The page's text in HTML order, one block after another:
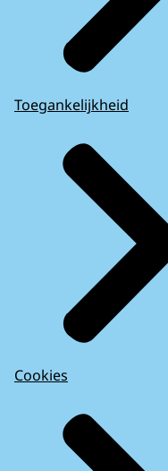
Toegankelijkheid
Cookies